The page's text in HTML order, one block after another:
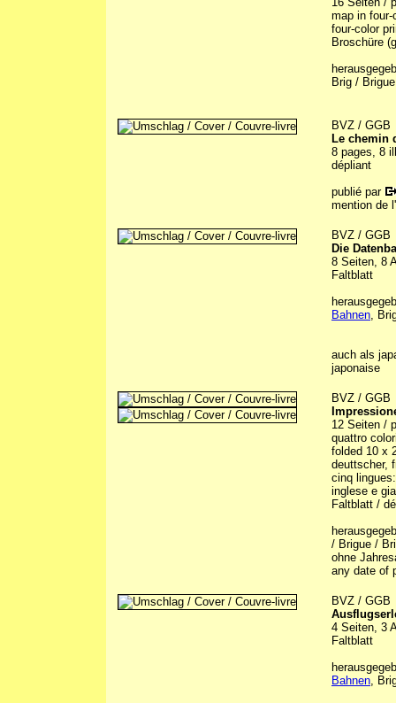
map in
four-color
Broschüre
Brig /
BVZ / GGB
Le chemin
8 pages, 8
dépliant
publié par
mention de
BVZ / GGB
Die
8 Seiten, 8
Faltblatt
Bahnen,
auch als
japonaise
BVZ / GGB
12 Seiten /
quattro
folded 10 x
deuttscher,
cinq
inglese e
Faltblatt /
/ Brigue /
ohne
any date of
BVZ / GGB
4 Seiten, 3
Faltblatt
Bahnen,